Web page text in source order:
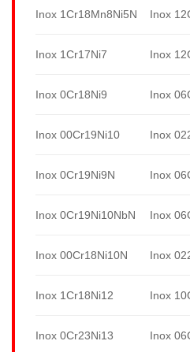
Inox 1Cr18Mn8Ni5N Inox
Inox 1Cr17Ni7 Inox
Inox 0Cr18Ni9 Inox
Inox 00Cr19Ni10 Inox
Inox 0Cr19Ni9N Inox
Inox 0Cr19Ni10NbN Inox
Inox 00Cr18Ni10N Inox
Inox 1Cr18Ni12 Inox
Inox 0Cr23Ni13 Inox